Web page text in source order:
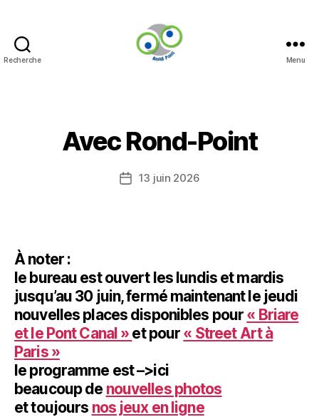
Recherche Menu
Avec Rond-Point
Date13 juin 2026
À noter :
le bureau est ouvert les lundis et mardis
jusqu’au 30 juin, fermé maintenant le jeudi
nouvelles places disponibles pour « Briare
et le Pont Canal » et pour « Street Art à
Paris »
le programme est –>ici
beaucoup de nouvelles photos
et toujours nos jeux en ligne